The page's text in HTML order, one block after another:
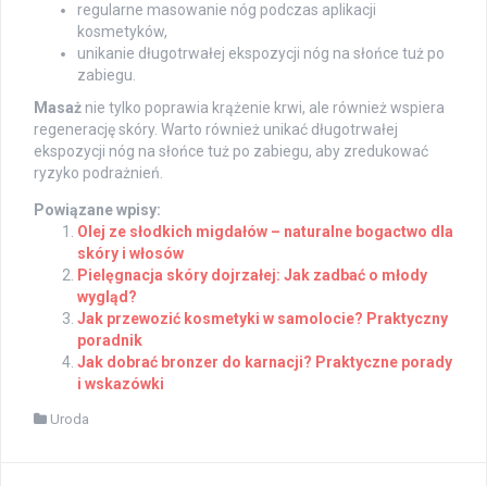
regularne masowanie nóg podczas aplikacji
kosmetyków,
unikanie długotrwałej ekspozycji nóg na słońce tuż po
zabiegu.
Masaż nie tylko poprawia krążenie krwi, ale również wspiera
regenerację skóry. Warto również unikać długotrwałej
ekspozycji nóg na słońce tuż po zabiegu, aby zredukować
ryzyko podrażnień.
Powiązane wpisy:
Olej ze słodkich migdałów – naturalne bogactwo dla
skóry i włosów
Pielęgnacja skóry dojrzałej: Jak zadbać o młody
wygląd?
Jak przewozić kosmetyki w samolocie? Praktyczny
poradnik
Jak dobrać bronzer do karnacji? Praktyczne porady
i wskazówki
Uroda